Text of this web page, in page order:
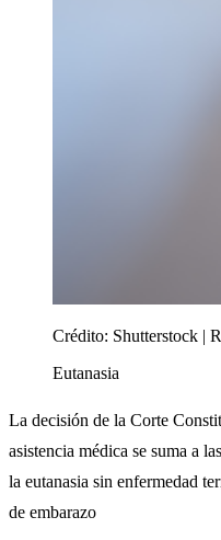
Crédito: Shutterstock |
Eutanasia
La decisión de la Corte
asistencia médica se suma a
la eutanasia sin enfermedad
de embarazo